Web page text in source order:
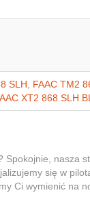
SLH, FAAC TM2
XT2 868 SLH
Spokojnie, nasza
się w
Ci wymienić na